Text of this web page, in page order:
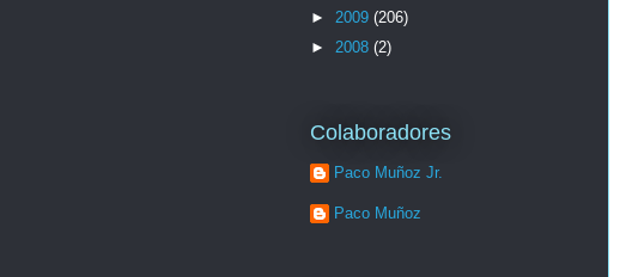
► 2009 (206)
► 2008 (2)
Colaboradores
Paco Muñoz Jr.
Paco Muñoz